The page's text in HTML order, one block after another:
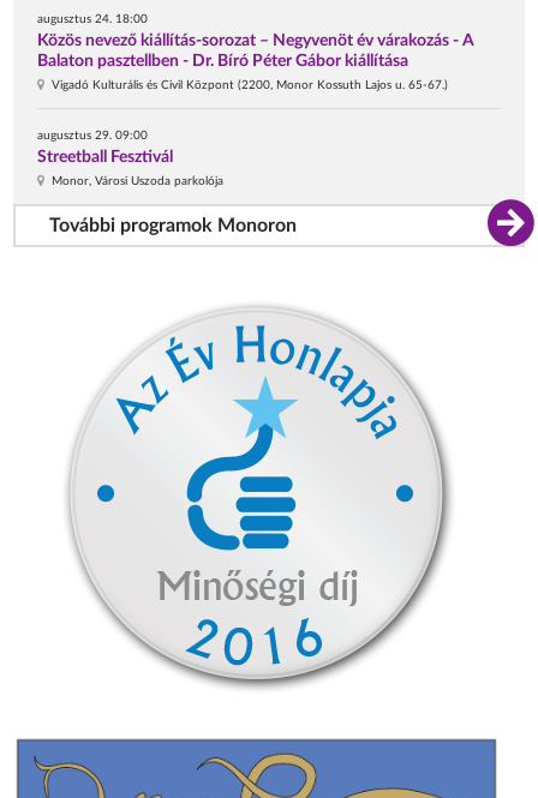
augusztus 24. 18:00
Közös nevező kiállítás-sorozat – Negyvenöt év várakozás - A
Balaton pasztellben - Dr. Bíró Péter Gábor kiállítása
Vigadó Kulturális és Civil Központ (2200, Monor Kossuth Lajos u. 65-67.)
augusztus 29. 09:00
Streetball Fesztivál
Monor, Városi Uszoda parkolója
További programok Monoron